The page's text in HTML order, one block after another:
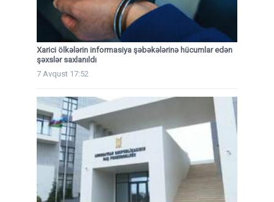
Xarici ölkələrin informasiya şəbəkələrinə hücumlar edən
şəxslər saxlanıldı
7 Avqust 17:52